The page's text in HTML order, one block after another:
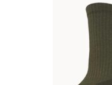
Параметри